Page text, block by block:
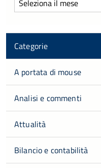
Categorie
A portata di mouse
Analisi e commenti
Attualità
Bilancio e contabilità